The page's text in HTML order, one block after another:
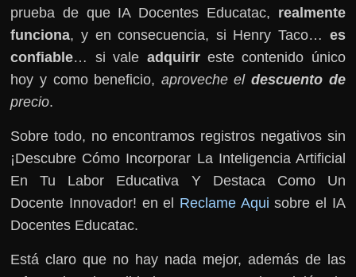
prueba de que IA Docentes Educatac, realmente
funciona, y en consecuencia, si Henry Taco… es
confiable… si vale adquirireste contenido único
hoy y como beneficio, aproveche el descuento de
precio.
Sobre todo, no encontramos registros negativos sin
¡Descubre Cómo Incorporar La Inteligencia Artificial
En Tu Labor Educativa Y Destaca Como Un
Docente Innovador! en el Reclame Aqui sobre el IA
Docentes Educatac.
Está claro que no hay nada mejor, además de las